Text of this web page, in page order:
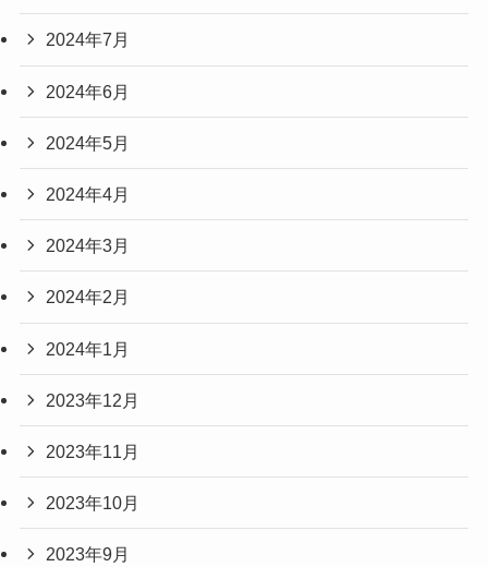
2024年7月
2024年6月
2024年5月
2024年4月
2024年3月
2024年2月
2024年1月
2023年12月
2023年11月
2023年10月
2023年9月